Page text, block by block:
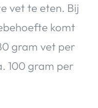
vet te eten. Bij
komt
gram vet per
100 gram per